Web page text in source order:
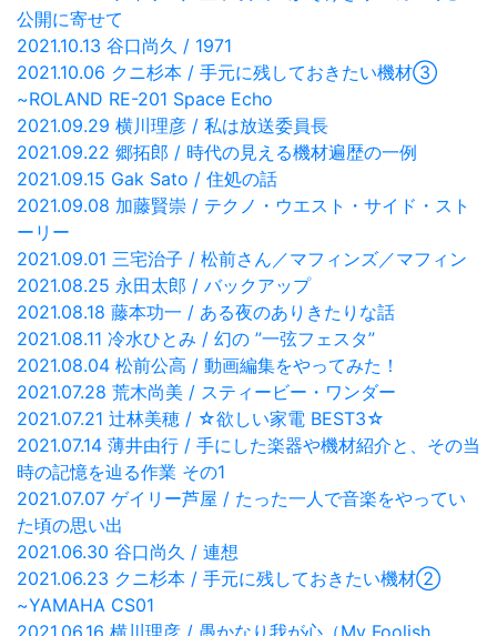
公開に寄せて
2021.10.13 谷口尚久 / 1971
2021.10.06 クニ杉本 / 手元に残しておきたい機材③
~ROLAND RE-201 Space Echo
2021.09.29 横川理彦 / 私は放送委員長
2021.09.22 郷拓郎 / 時代の見える機材遍歴の一例
2021.09.15 Gak Sato / 住処の話
2021.09.08 加藤賢崇 / テクノ・ウエスト・サイド・スト
ーリー
2021.09.01 三宅治子 / 松前さん／マフィンズ／マフィン
2021.08.25 永田太郎 / バックアップ
2021.08.18 藤本功一 / ある夜のありきたりな話
2021.08.11 冷水ひとみ / 幻の ”一弦フェスタ”
2021.08.04 松前公高 / 動画編集をやってみた！
2021.07.28 荒木尚美 / スティービー・ワンダー
2021.07.21 辻林美穂 / ☆欲しい家電 BEST3☆
2021.07.14 薄井由行 / 手にした楽器や機材紹介と、その当
時の記憶を辿る作業 その1
2021.07.07 ゲイリー芦屋 / たった一人で音楽をやってい
た頃の思い出
2021.06.30 谷口尚久 / 連想
2021.06.23 クニ杉本 / 手元に残しておきたい機材②
~YAMAHA CS01